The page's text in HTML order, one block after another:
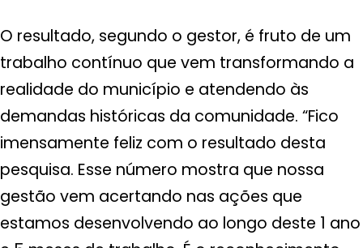
O resultado, segundo o gestor, é fruto de um
trabalho contínuo que vem transformando a
realidade do município e atendendo às
demandas históricas da comunidade. “Fico
imensamente feliz com o resultado desta
pesquisa. Esse número mostra que nossa
gestão vem acertando nas ações que
estamos desenvolvendo ao longo deste 1 ano